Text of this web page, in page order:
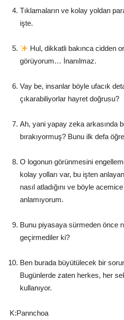
Tıklamaların ve kolay yoldan
işte.
Hul, dikkatli bakınca cidden
görüyorum… İnanılmaz.
Vay be, insanlar böyle ufacık
çıkarabiliyorlar hayret doğrusu?
Ah, yani yapay zeka arkasında
bırakıyormuş? Bunu ilk defa
O logonun görünmesini
kolay yolları var, bu işten
nasıl atladığını ve böyle acemice
anlamıyorum.
Bunu piyasaya sürmeden önce
geçirmediler ki?
Ben burada büyütülecek bir
Bugünlerde zaten herkes, her
kullanıyor.
K:Pannchoa